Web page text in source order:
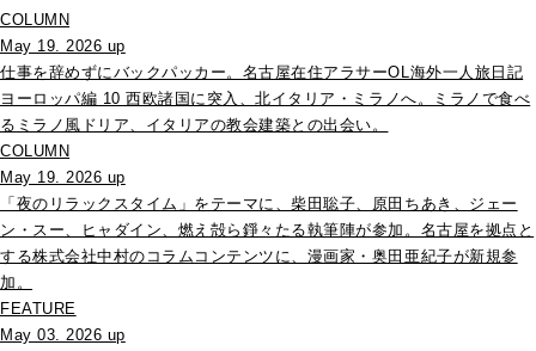
COLUMN
May 19. 2026 up
仕事を辞めずにバックパッカー。名古屋在住アラサーOL海外一人旅日記
ヨーロッパ編 10 西欧諸国に突入、北イタリア・ミラノへ。ミラノで食べ
るミラノ風ドリア、イタリアの教会建築との出会い。
COLUMN
May 19. 2026 up
「夜のリラックスタイム」をテーマに、柴田聡子、原田ちあき、ジェー
ン・スー、ヒャダイン、燃え殻ら錚々たる執筆陣が参加。名古屋を拠点と
する株式会社中村のコラムコンテンツに、漫画家・奥田亜紀子が新規参
加。
FEATURE
May 03. 2026 up